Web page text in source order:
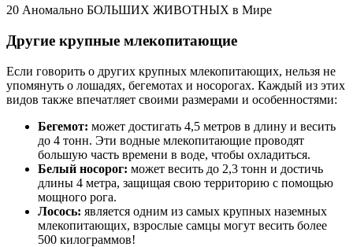
20 Аномально БОЛЬШИХ ЖИВОТНЫХ в Мире
Другие крупные млекопитающие
Если говорить о других крупных млекопитающих, нельзя не
упомянуть о лошадях, бегемотах и носорогах. Каждый из этих
видов также впечатляет своими размерами и особенностями:
Бегемот: может достигать 4,5 метров в длину и весить
до 4 тонн. Эти водные млекопитающие проводят
большую часть времени в воде, чтобы охладиться.
Белый носорог: может весить до 2,3 тонн и достичь
длины 4 метра, защищая свою территорию с помощью
мощного рога.
Лосось: является одним из самых крупных наземных
млекопитающих, взрослые самцы могут весить более
500 килограммов!